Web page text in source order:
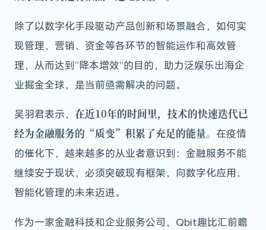
除了以数字化手段驱动产品创新和场景融合，如何实
现管理、营销、资金等各环节的智能运作和高效管
理，从而达到“降本增效”的目的，助力泛娱乐出海企
业掘金全球，是当前亟需解决的问题。
吴羽君表示， 在近10年的时间里，技术的快速迭代已
经为金融服务的“质变”积累了充足的能量。 在疫情
的催化下，越来越多的从业者意识到：金融服务不能
继续安于现状，必须突破现有框架，向数字化应用、
智能化管理的未来迈进。
作为一家金融科技和企业服务公司，Qbit趣比汇前瞻